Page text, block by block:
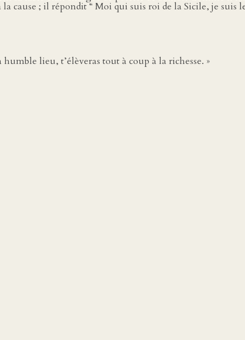
cause ; il répondit “ Moi qui suis roi de la Sicile, je suis
lieu, t’élèveras tout à coup à la richesse. »